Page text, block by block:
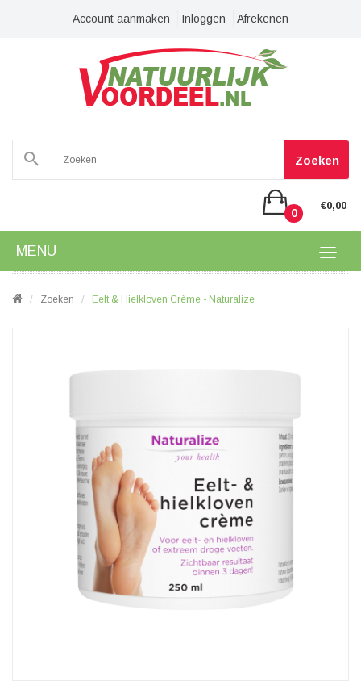
Account aanmaken Inloggen Afrekenen
Zoeken
0
€0,00
MENU
Zoeken Eelt & Hielkloven Crème - Naturalize